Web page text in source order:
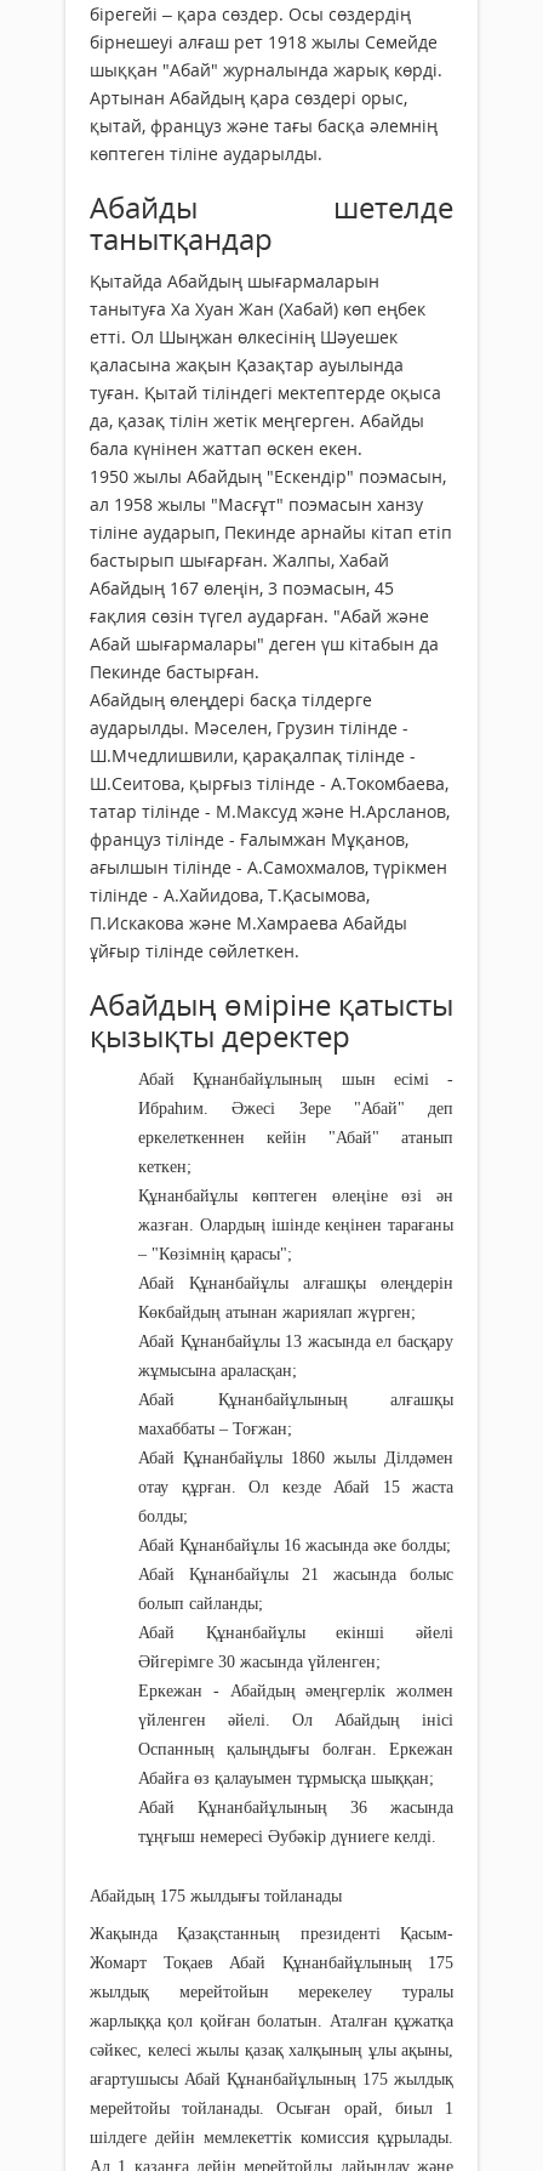
бірегейі – қара сөздер. Осы сөздердің
бірнешеуі алғаш рет 1918 жылы Семейде
шыққан "Абай" журналында жарық көрді.
Артынан Абайдың қара сөздері орыс,
қытай, француз және тағы басқа әлемнің
көптеген тіліне аударылды.
Абайды шетелде
танытқандар
Қытайда Абайдың шығармаларын
танытуға Ха Хуан Жан (Хабай) көп еңбек
етті. Ол Шыңжан өлкесінің Шәуешек
қаласына жақын Қазақтар ауылында
туған. Қытай тіліндегі мектептерде оқыса
да, қазақ тілін жетік меңгерген. Абайды
бала күнінен жаттап өскен екен.
1950 жылы Абайдың "Ескендір" поэмасын,
ал 1958 жылы "Масғұт" поэмасын ханзу
тіліне аударып, Пекинде арнайы кітап етіп
бастырып шығарған. Жалпы, Хабай
Абайдың 167 өлеңін, 3 поэмасын, 45
ғақлия сөзін түгел аударған. "Абай және
Абай шығармалары" деген үш кітабын да
Пекинде бастырған.
Абайдың өлеңдері басқа тілдерге
аударылды. Мәселен, Грузин тілінде -
Ш.Мчедлишвили, қарақалпақ тілінде -
Ш.Сеитова, қырғыз тілінде - А.Токомбаева,
татар тілінде - М.Максуд және Н.Арсланов,
француз тілінде - Ғалымжан Мұқанов,
ағылшын тілінде - А.Самохмалов, түрікмен
тілінде - А.Хайидова, Т.Қасымова,
П.Искакова және М.Хамраева Абайды
ұйғыр тілінде сөйлеткен.
Абайдың өміріне қатысты
қызықты деректер
Абай Құнанбайұлының шын есімі -
Ибраһим. Әжесі Зере "Абай" деп
еркелеткеннен кейін "Абай" атанып
кеткен;
Құнанбайұлы көптеген өлеңіне өзі ән
жазған. Олардың ішінде кеңінен тарағаны
– "Көзімнің қарасы";
Абай Құнанбайұлы алғашқы өлеңдерін
Көкбайдың атынан жариялап жүрген;
Абай Құнанбайұлы 13 жасында ел басқару
жұмысына араласқан;
Абай Құнанбайұлының алғашқы
махаббаты – Тоғжан;
Абай Құнанбайұлы 1860 жылы Ділдәмен
отау құрған. Ол кезде Абай 15 жаста
болды;
Абай Құнанбайұлы 16 жасында әке болды;
Абай Құнанбайұлы 21 жасында болыс
болып сайланды;
Абай Құнанбайұлы екінші әйелі
Әйгерімге 30 жасында үйленген;
Еркежан - Абайдың әмеңгерлік жолмен
үйленген әйелі. Ол Абайдың інісі
Оспанның қалыңдығы болған. Еркежан
Абайға өз қалауымен тұрмысқа шыққан;
Абай Құнанбайұлының 36 жасында
тұңғыш немересі Әубәкір дүниеге келді.
Абайдың 175 жылдығы тойланады
Жақында Қазақстанның президенті Қасым-
Жомарт Тоқаев Абай Құнанбайұлының 175
жылдық мерейтойын мерекелеу туралы
жарлыққа қол қойған болатын. Аталған құжатқа
сәйкес, келесі жылы қазақ халқының ұлы ақыны,
ағартушысы Абай Құнанбайұлының 175 жылдық
мерейтойы тойланады. Осыған орай, биыл 1
шілдеге дейін мемлекеттік комиссия құрылады.
Ал 1 қазанға дейін мерейтойды дайындау және